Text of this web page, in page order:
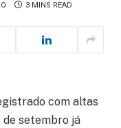
3 MINS READ
com altas
de setembro já